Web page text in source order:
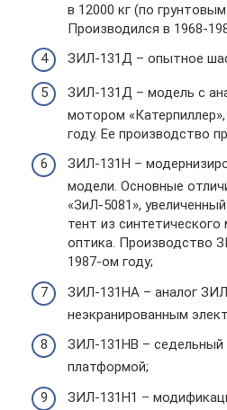
в 12000 кг (по
Производился в 1968-
ЗИЛ-131Д – опытное
ЗИЛ-131Д – модель с
мотором
году. Ее производство
ЗИЛ-131Н –
модели. Основные
«ЗиЛ-5081»,
тент из
оптика. Производство
1987-ом году;
ЗИЛ-131НА – аналог
неэкранированным
ЗИЛ-131НВ – седельный
платформой;
ЗИЛ-131Н1 –